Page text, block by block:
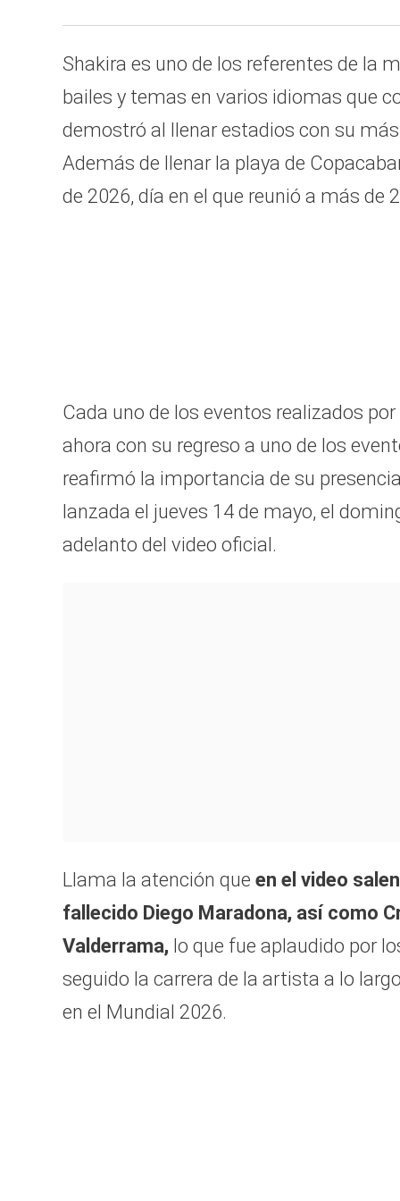
Shakira es uno de los referentes de la
bailes y temas en varios idiomas que
demostró al llenar estadios con su
Además de llenar la playa de
de 2026, día en el que reunió a más de
Cada uno de los eventos realizados
ahora con su regreso a uno de los
reafirmó la importancia de su
lanzada el jueves 14 de mayo, el
adelanto del video oficial.
Llama la atención que en el video
fallecido Diego Maradona, así como
Valderrama, lo que fue aplaudido por
seguido la carrera de la artista a lo
en el Mundial 2026.